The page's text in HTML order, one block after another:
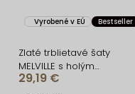
Vyrobené v EÚ Bestseller
Zlaté trblietavé šaty
MELVILLE s holým
chrbtom
29,19 €